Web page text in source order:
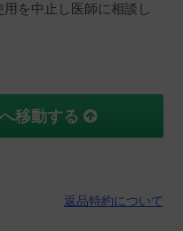
を中止し医師に相談し
移動する
返品特約について